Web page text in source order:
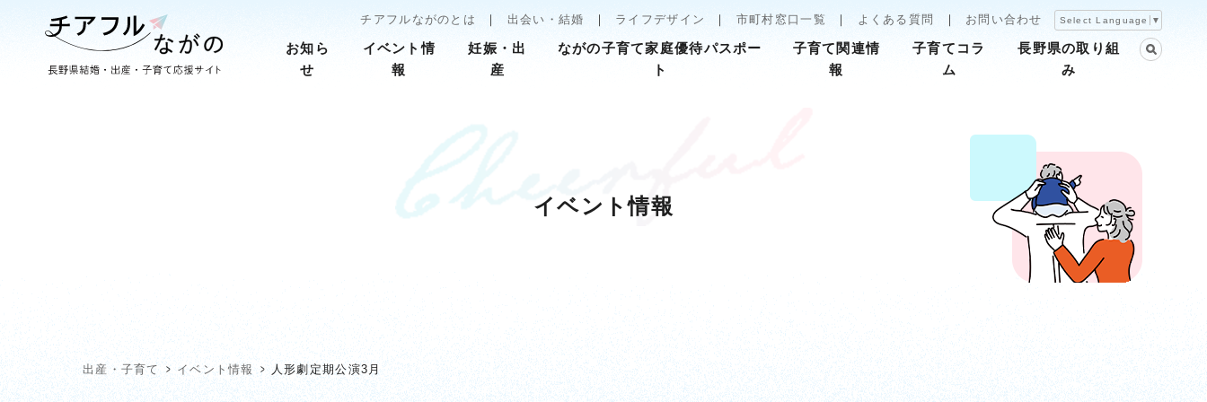
チアフルながのとは 出会い・結婚 ライフデザイン 市町村窓口一覧 よくある質問 お問い合わせ Select Language ▼
お知ら
せ
イベント情
報
妊娠・出
産
ながの子育て家庭優待パスポー
ト
子育て関連情
報
子育てコラ
ム
長野県の取り組
み
イベント情報
出産・子育て イベント情報 人形劇定期公演3月